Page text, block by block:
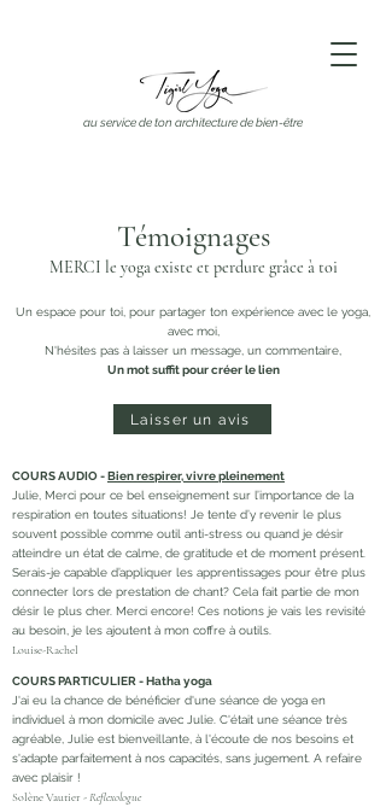
au service de ton architecture de bien-être
Témoignages
MERCI le yoga existe et perdure grâce à toi
Un espace pour toi, pour partager ton expérience avec le yoga,
avec moi,
N'hésites pas à laisser un message, un commentaire,
Un mot suffit pour créer le lien
Laisser un avis
COURS AUDIO -Bien respirer, vivre pleinement
Julie, Merci pour ce bel enseignement sur l’importance de la
respiration en toutes situations! Je tente d’y revenir le plus
souvent possible comme outil anti-stress ou quand je désir
atteindre un état de calme, de gratitude et de moment présent.
Serais-je capable d’appliquer les apprentissages pour être plus
connecter lors de prestation de chant? Cela fait partie de mon
désir le plus cher. Merci encore! Ces notions je vais les revisité
au besoin, je les ajoutent à mon coffre à outils.
Louise-Rachel
COURS PARTICULIER - Hatha yoga
J'ai eu la chance de bénéficier d'une séance de yoga en
individuel à mon domicile avec Julie. C'était une séance très
agréable, Julie est bienveillante, à l'écoute de nos besoins et
s'adapte parfaitement à nos capacités, sans jugement. A refaire
avec plaisir !
Solène Vautier -Reflexologue